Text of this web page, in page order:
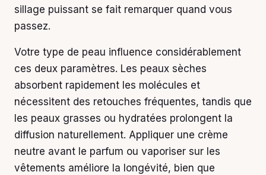
sillage puissant se fait remarquer quand vous
passez.
Votre type de peau influence considérablement
ces deux paramètres. Les peaux sèches
absorbent rapidement les molécules et
nécessitent des retouches fréquentes, tandis que
les peaux grasses ou hydratées prolongent la
diffusion naturellement. Appliquer une crème
neutre avant le parfum ou vaporiser sur les
vêtements améliore la longévité, bien que